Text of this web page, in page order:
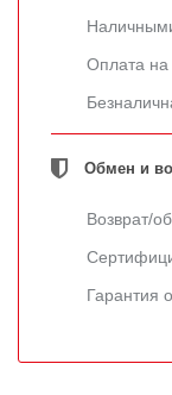
Оплата на
Обмен и
Возврат/
Гарантия